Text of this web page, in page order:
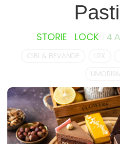
STORIE LOCK 4
CIBI & BEVANDE LRX